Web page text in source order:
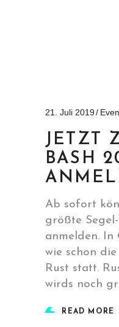
21. Juli 2019
JETZT
BASH
Ab sofort
größte
anmelden. In
wie schon
Rust statt.
wirds noch
READ MORE